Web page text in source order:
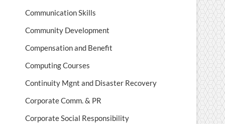
Communication Skills
Community Development
Compensation and Benefit
Computing Courses
Continuity Mgnt and Disaster Recovery
Corporate Comm. & PR
Corporate Social Responsibility